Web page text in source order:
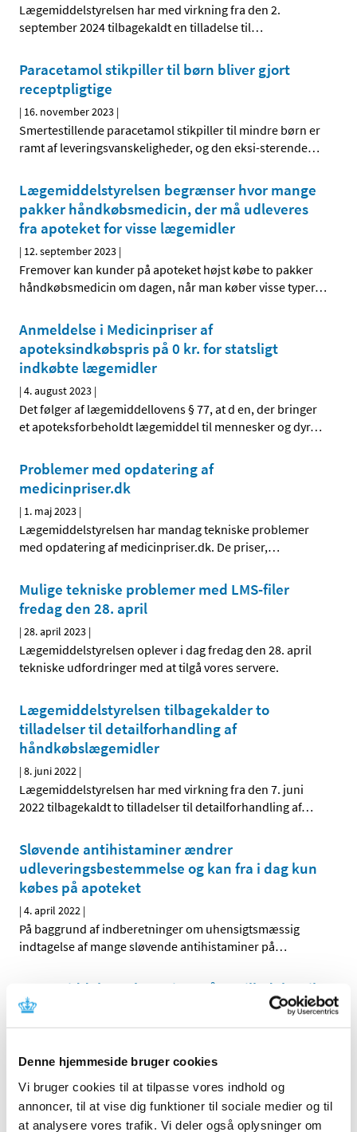
Denne hjemmeside bruger cookies
Vi bruger cookies til at tilpasse vores indhold og
annoncer, til at vise dig funktioner til sociale medier og til
at analysere vores trafik. Vi deler også oplysninger om
Lægemiddelstyrelsen har med virkning fra den 2.
september 2024 tilbagekaldt en tilladelse til…
Paracetamol stikpiller til børn bliver gjort
receptpligtige
| 16. november 2023 |
Smertestillende paracetamol stikpiller til mindre børn er
ramt af leveringsvanskeligheder, og den eksi-sterende…
Lægemiddelstyrelsen begrænser hvor mange
pakker håndkøbsmedicin, der må udleveres
fra apoteket for visse lægemidler
| 12. september 2023 |
Fremover kan kunder på apoteket højst købe to pakker
håndkøbsmedicin om dagen, når man køber visse typer…
Anmeldelse i Medicinpriser af
apoteksindkøbspris på 0 kr. for statsligt
indkøbte lægemidler
|4. august 2023 |
Det følger af lægemiddellovens § 77, at d en, der bringer
et apoteksforbeholdt lægemiddel til mennesker og dyr…
Problemer med opdatering af
medicinpriser.dk
| 1. maj 2023 |
Lægemiddelstyrelsen har mandag tekniske problemer
med opdatering af medicinpriser.dk. De priser,…
Mulige tekniske problemer med LMS-filer
fredag den 28. april
|28. april 2023 |
Lægemiddelstyrelsen oplever i dag fredag den 28. april
tekniske udfordringer med at tilgå vores servere.
Lægemiddelstyrelsen tilbagekalder to
tilladelser til detailforhandling af
håndkøbslægemidler
|8. juni 2022 |
Lægemiddelstyrelsen har med virkning fra den 7. juni
2022 tilbagekaldt to tilladelser til detailforhandling af…
Sløvende antihistaminer ændrer
udleveringsbestemmelse og kan fra i dag kun
købes på apoteket
|4. april 2022 |
På baggrund af indberetninger om uhensigtsmæssig
indtagelse af mange sløvende antihistaminer på…
Lægemiddelstyrelsen giver på ny tilladelse til
forhandling af håndkøbslægemidler i Bilka
Tilst
Med virkning fra den 2. marts 2022 har
Lægemiddelstyrelsen på ny givet tilladelse til…